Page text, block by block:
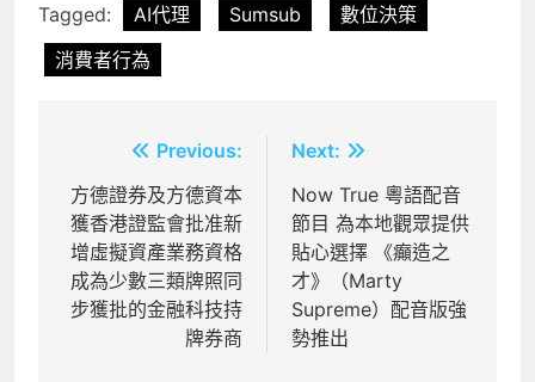
Tagged: AI代理 Sumsub
數位決策
消費者行為
章
導
覽
Previous:
方德證券及方德資本
獲香港證監會批准新
增虛擬資產業務資格
成為少數三類牌照同
步獲批的金融科技持
牌券商
Next:
Now True 粵語配音
節目 為本地觀眾提供
貼心選擇 《癲造之
才》（Marty
Supreme）配音版強
勢推出